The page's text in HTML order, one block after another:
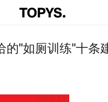
的"如厕训练"十条